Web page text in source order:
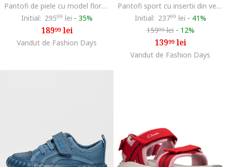
Pantofi de piele cu model floral Cove, Alb fildes
Initial: 29599 lei - 35%
18999lei
Vandut de Fashion Days
Pantofi sport cu insertii din velcro si velcro Feather, Roz somon
Initial: 23799 lei - 41%
15999lei - 12%
13999lei
Vandut de Fashion Days